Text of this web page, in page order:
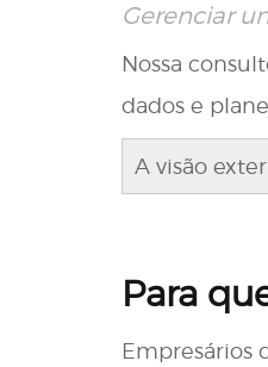
Gerenciar
Nossa
dados e
A visão
Para
Empresários